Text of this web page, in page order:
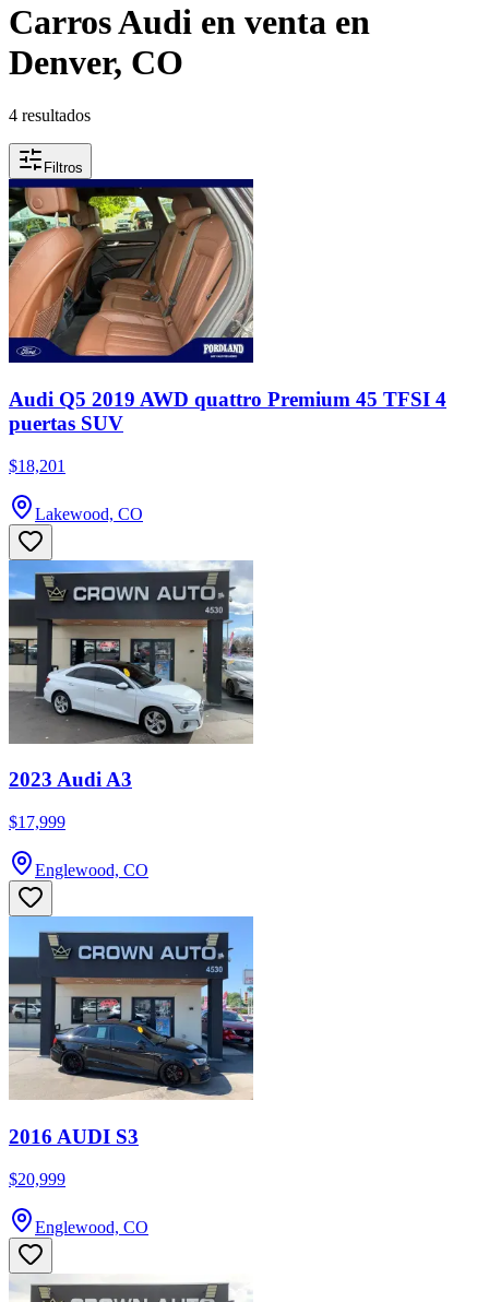
Carros Audi en venta en
Denver, CO
4 resultados
Filtros
Audi Q5 2019 AWD quattro Premium 45 TFSI 4
puertas SUV
$18,201
Lakewood, CO
2023 Audi A3
$17,999
Englewood, CO
2016 AUDI S3
$20,999
Englewood, CO